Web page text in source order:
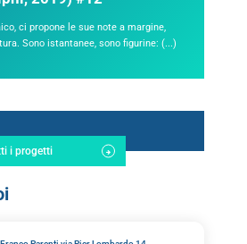
ci propone le sue note a margine,
Sono istantanee, sono figurine: (...)
i progetti